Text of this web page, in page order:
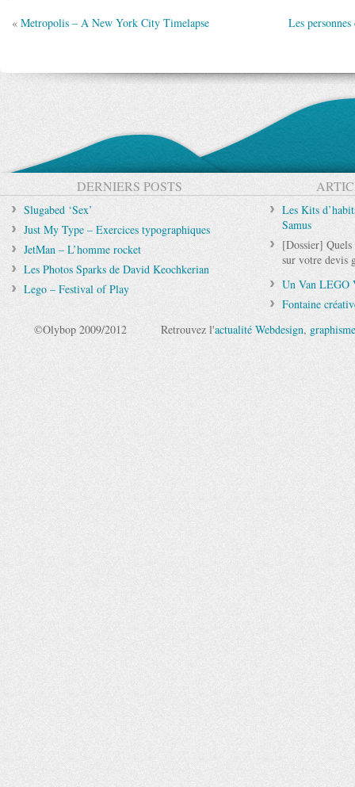
« Metropolis – A New York City Timelapse Les
DERNIERS POSTS
Slugabed ‘Sex’
Just My Type – Exercices typographiques
JetMan – L’homme rocket
Les Photos Sparks de David Keochkerian
Lego – Festival of Play
Les Kits
Samus
[Dossier] Quels
sur votre devis
Un Van LEGO
Fontaine
©Olybop 2009/2012
Retrouvez l'actualité Webdesign, graphisme